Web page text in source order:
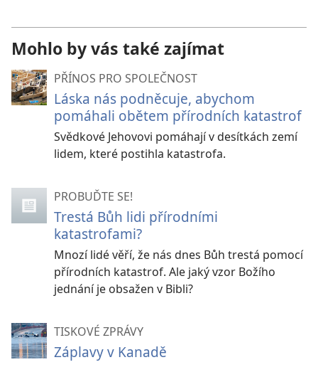
Mohlo by vás také zajímat
PŘÍNOS PRO SPOLEČNOST
Láska nás podněcuje, abychom
pomáhali obětem přírodních katastrof
Svědkové Jehovovi pomáhají v desítkách zemí
lidem, které postihla katastrofa.
PROBUĎTE SE!
Trestá Bůh lidi přírodními
katastrofami?
Mnozí lidé věří, že nás dnes Bůh trestá pomocí
přírodních katastrof. Ale jaký vzor Božího
jednání je obsažen v Bibli?
TISKOVÉ ZPRÁVY
Záplavy v Kanadě